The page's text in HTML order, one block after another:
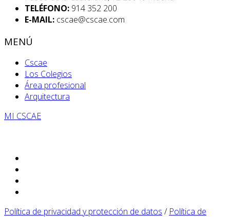
TELÉFONO: 914 352 200
E-MAIL: cscae@cscae.com
MENÚ
Cscae
Los Colegios
Área profesional
Arquitectura
MI CSCAE
Política de privacidad y protección de datos / Política de